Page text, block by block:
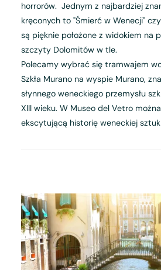
horrorów. Jednym z najbardziej
kręconych to "Śmierć w Wenecji"
są pięknie położone z widokiem na
szczyty Dolomitów w tle.
Polecamy wybrać się tramwajem
Szkła Murano na wyspie Murano,
słynnego weneckiego przemysłu
XIII wieku. W Museo del Vetro
ekscytującą historię weneckiej